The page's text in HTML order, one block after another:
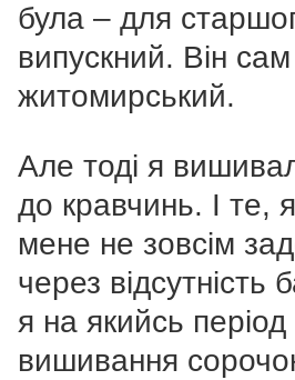
була – для
випускний. Він
житомирський.
Але тоді я
до кравчинь. І те,
мене не зовсім
через відсутність
я на якийсь
вишивання